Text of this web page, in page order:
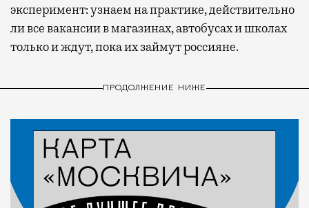
эксперимент: узнаем на практике, действительно
ли все вакансии в магазинах, автобусах и школах
только и ждут, пока их займут россияне.
ПРОДОЛЖЕНИЕ НИЖЕ